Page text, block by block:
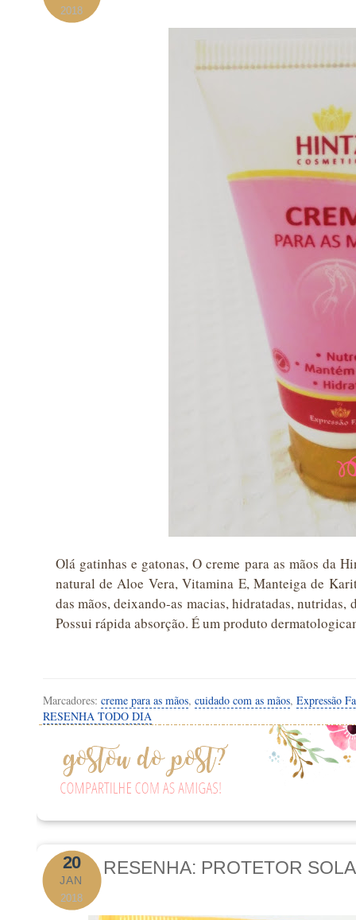
2018
Olá gatinhas e gatonas, O creme para as mãos da
natural de Aloe Vera, Vitamina E, Manteiga de
das mãos, deixando-as macias, hidratadas,
Possui rápida absorção. É um produto
Marcadores: creme para as mãos, cuidado com as mãos, Expressão
RESENHA TODO DIA
20
JAN
2018
RESENHA: PROTETOR